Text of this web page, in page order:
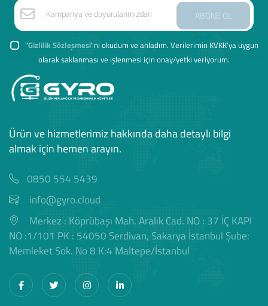
ABONE OL
"Gizlilik Sözleşmesi"ni okudum ve anladım. Verilerimin KVKK'ya uygun
olarak saklanması ve işlenmesi için onay/yetki veriyorum.
Ürün ve hizmetlerimiz hakkında daha detaylı bilgi
almak için hemen arayın.
0850 554 5439
info@gyro.cloud
Merkez : Köprübaşı Mah. Aralık Cad. NO : 37 İÇ KAPI
NO :1/101 PK : 54050 Serdivan, Sakarya İstanbul Şube:
Memleket Sok. No 8 K:4 Maltepe/İstanbul